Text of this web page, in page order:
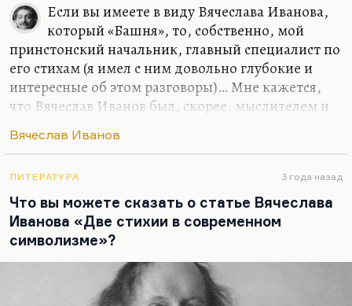
Если вы имеете в виду Вячеслава Иванова,
который «Башня», то, собственно, мой
принстонский начальник, главный специалист по
его стихам (я имел с ним довольно глубокие и
интересные об этом разговоры)… Мне кажется,
что Вячеслав Иванов был, скорее, мыслителем и
первоклассным поэтом. Поэтом он был таким
безусловно, мыслителем (его поэзия
интеллектуальна), а с другой… как бы сказать…
да, Майкл Вахтей — наш завкафедрой, главный
специалист по творчеству Вячеслава Иванова, и
мне кажется, что он наиболее точно определяет
его место в литературе Серебряного века,
восхищаясь именно плотностью и…
Вячеслав Иванов
ЛИТЕРАТУРА 3 года назад
Что вы можете сказать о статье Вячеслава
Иванова «Две стихии в современном
символизме»?